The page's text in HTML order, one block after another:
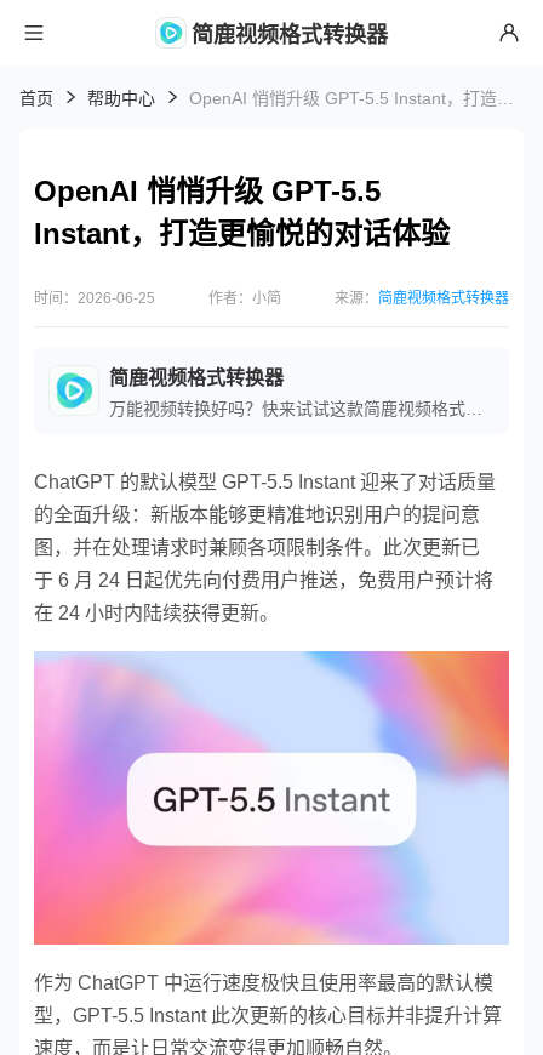
简鹿视频格式转换器
首页 帮助中心
OpenAI 悄悄升级 GPT-5.5
Instant，打造更愉悦的对话体验
时间：2026-06-25 作者：小简 来源： 简鹿视频格式转换器
简鹿视频格式转换器
ChatGPT 的默认模型 GPT-5.5 Instant 迎来了对话质量
的全面升级：新版本能够更精准地识别用户的提问意
图，并在处理请求时兼顾各项限制条件。此次更新已
于 6 月 24 日起优先向付费用户推送，免费用户预计将
在 24 小时内陆续获得更新。
作为 ChatGPT 中运行速度极快且使用率最高的默认模
型，GPT-5.5 Instant 此次更新的核心目标并非提升计算
速度，而是让日常交流变得更加顺畅自然。